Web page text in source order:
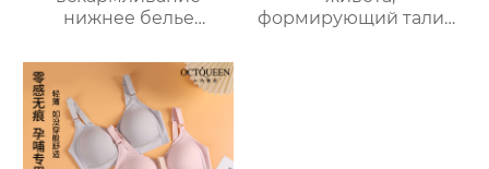
нижнее белье
показать небольшой
беременности
послеродовой
грудное
вскармливание плюс
формирующий талию,